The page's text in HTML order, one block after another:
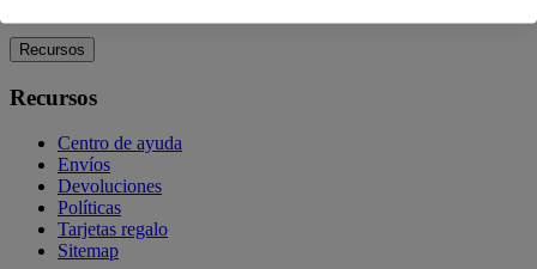
Recursos
Recursos
Centro de ayuda
Envíos
Devoluciones
Políticas
Tarjetas regalo
Sitemap